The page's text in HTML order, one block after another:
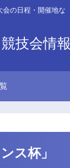
会の日程・開催地な
技会情報
ス杯」